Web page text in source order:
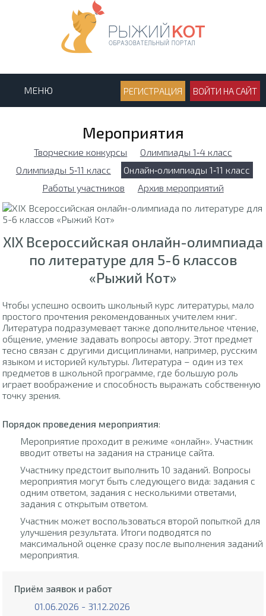
МЕНЮ РЕГИСТРАЦИЯ ВОЙТИ НА САЙТ
Мероприятия
Творческие конкурсы
Олимпиады 1‑4 класс
Олимпиады 5‑11 класс
Онлайн‑олимпиады 1‑11 класс
Работы участников
Архив мероприятий
XIX Всероссийская онлайн-олимпиада
по литературе для 5-6 классов
«Рыжий Кот»
Чтобы успешно освоить школьный курс литературы, мало
простого прочтения рекомендованных учителем книг.
Литература подразумевает также дополнительное чтение,
общение, умение задавать вопросы автору. Этот предмет
тесно связан с другими дисциплинами, например, русским
языком и историей культуры. Литература – один из тех
предметов в школьной программе, где большую роль
играет воображение и способность выражать собственную
точку зрения.
Порядок проведения мероприятия:
Мероприятие проходит в режиме «онлайн». Участник
вводит ответы на задания на странице сайта.
Участнику предстоит выполнить 10 заданий. Вопросы
мероприятия могут быть следующего вида: задания с
одним ответом, задания с несколькими ответами,
задания с открытым ответом.
Участник может воспользоваться второй попыткой для
улучшения результата. Итоги подводятся по
максимальной оценке сразу после выполнения заданий
мероприятия.
Приём заявок и работ
01.06.2026 - 31.12.2026